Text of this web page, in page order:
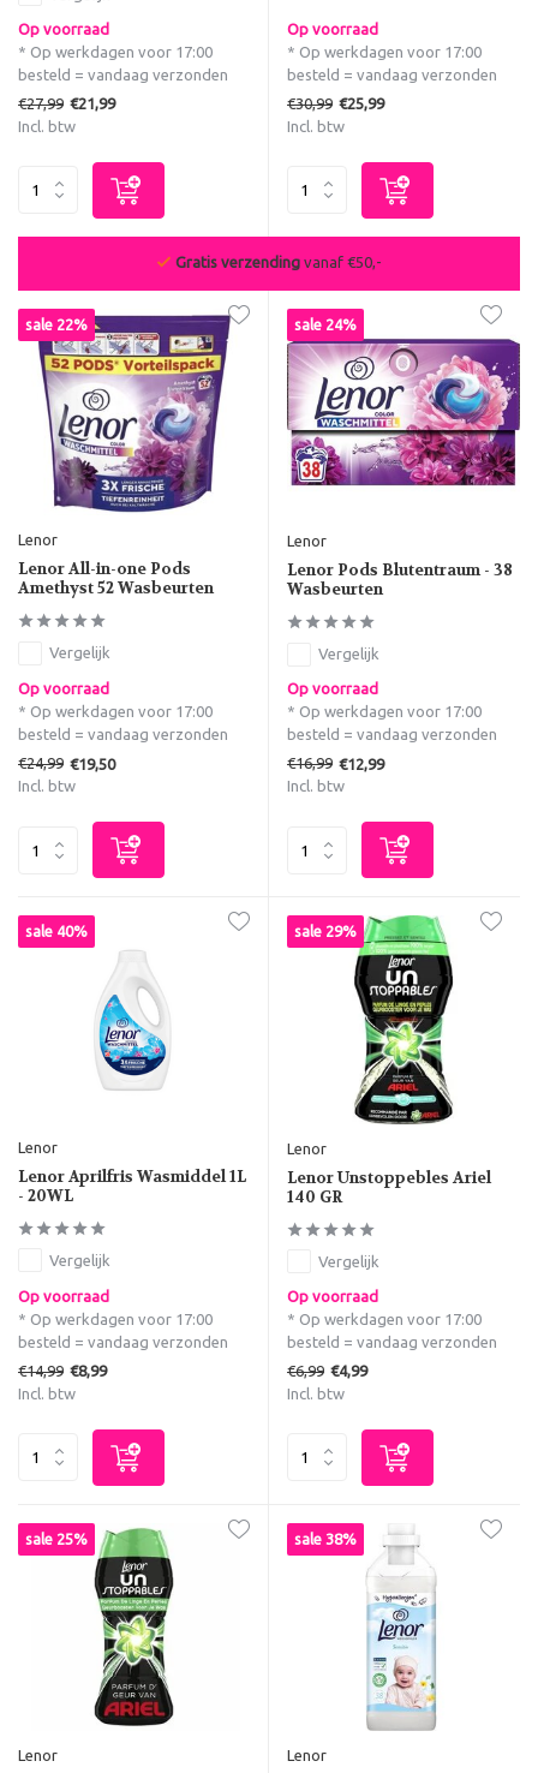
Op voorraad
* Op werkdagen voor 17:00
besteld = vandaag verzonden
€27,99 €21,99
Incl. btw
Op voorraad
* Op werkdagen voor 17:00
besteld = vandaag verzonden
€30,99 €25,99
Incl. btw
Gratis verzending vanaf €50,-
sale 22%
Lenor
Lenor All-in-one Pods
Amethyst 52 Wasbeurten
Vergelijk
Op voorraad
* Op werkdagen voor 17:00
besteld = vandaag verzonden
€24,99 €19,50
Incl. btw
sale 24%
Lenor
Lenor Pods Blutentraum - 38
Wasbeurten
Vergelijk
Op voorraad
* Op werkdagen voor 17:00
besteld = vandaag verzonden
€16,99 €12,99
Incl. btw
sale 40%
Lenor
Lenor Aprilfris Wasmiddel 1L
- 20WL
Vergelijk
Op voorraad
* Op werkdagen voor 17:00
besteld = vandaag verzonden
€14,99 €8,99
Incl. btw
sale 29%
Lenor
Lenor Unstoppebles Ariel
140 GR
Vergelijk
Op voorraad
* Op werkdagen voor 17:00
besteld = vandaag verzonden
€6,99 €4,99
Incl. btw
sale 25%
Lenor
sale 38%
Lenor